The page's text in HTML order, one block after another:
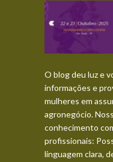
O blog deu luz e
informações e
mulheres em
agronegócio.
conhecimento
profissionais:
linguagem clara,